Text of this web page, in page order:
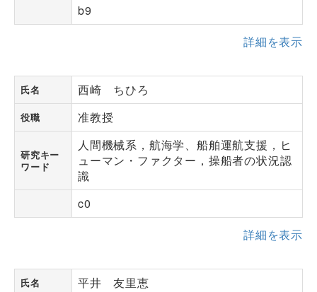
b9
詳細を表示
氏名 西崎 ちひろ
役職 准教授
研究キー
ワード
人間機械系，航海学、船舶運航支援，ヒ
ューマン・ファクター，操船者の状況認
識
c0
詳細を表示
氏名 平井 友里恵